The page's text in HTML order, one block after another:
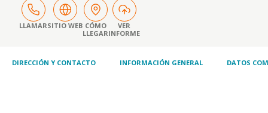
LLAMARSITIO WEB CÓMO
LLEGAR
VER
INFORME
DIRECCIÓN Y CONTACTO INFORMACIÓN GENERAL DATOS